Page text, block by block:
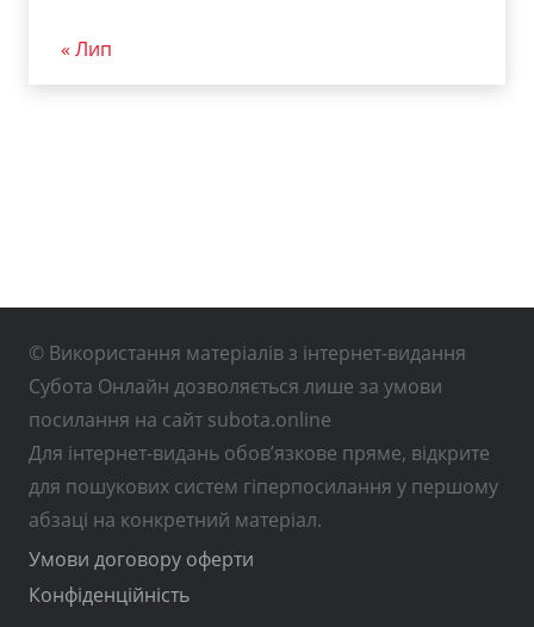
« Лип
© Використання матеріалів з інтернет-видання
Субота Онлайн дозволяється лише за умови
посилання на сайт subota.online
Для інтернет-видань обов’язкове пряме, відкрите
для пошукових систем гіперпосилання у першому
абзаці на конкретний матеріал.
Умови договору оферти
Конфіденційність